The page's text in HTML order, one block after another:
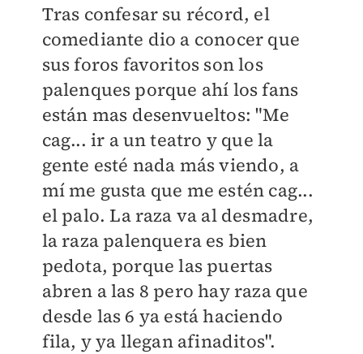
Tras confesar su récord, el
comediante dio a conocer que
sus foros favoritos son los
palenques porque ahí los fans
están mas desenvueltos: "Me
cag... ir a un teatro y que la
gente esté nada más viendo, a
mí me gusta que me estén cag...
el palo. La raza va al desmadre,
la raza palenquera es bien
pedota, porque las puertas
abren a las 8 pero hay raza que
desde las 6 ya está haciendo
fila, y ya llegan afinaditos".